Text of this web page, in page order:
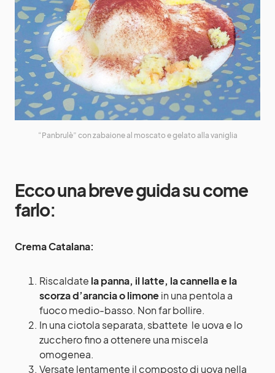
“Panbrulè” con zabaione al moscato e gelato alla vaniglia
Ecco una breve guida su come
farlo:
Crema Catalana:
Riscaldate lapanna, il latte, la cannella e la
scorza d’aranciao limonein una pentola a
fuoco medio-basso. Non far bollire.
In una ciotola separata, sbattete le uova e lo
zucchero fino a ottenere una miscela
omogenea.
Versate lentamente il composto di uova nella